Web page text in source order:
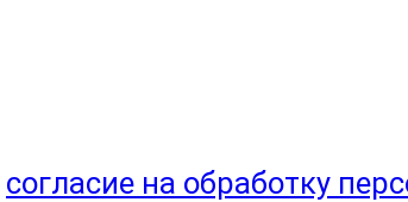
согласие на обработку